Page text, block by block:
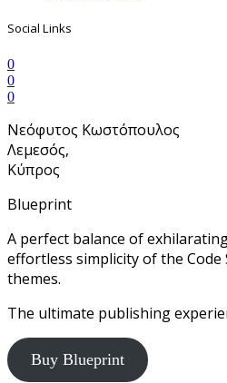
Social Links
0
0
0
Νεόφυτος Κωστόπουλος
Λεμεσός,
Κύπρος
Blueprint
A perfect balance of
effortless simplicity of the Code
themes.
The ultimate publishing
Buy Blueprint